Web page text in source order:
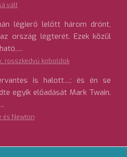
vált
légierő lelőtt három drónt,
ország légterét. Ezek közül
rosszkedvű koboldok
is halott…; és én se
egyik előadását Mark Twain.
és Newton